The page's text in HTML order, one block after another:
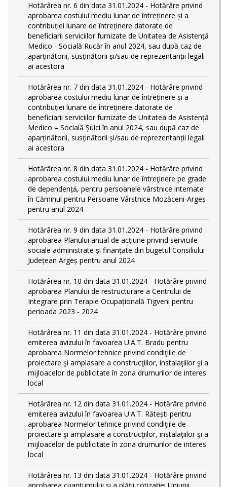
Hotărârea nr. 6 din data 31.01.2024 - Hotărâre privind
aprobarea costului mediu lunar de întreținere și a
contribuției lunare de întreținere datorate de
beneficiarii serviciilor furnizate de Unitatea de Asistență
Medico - Socială Rucăr în anul 2024, sau după caz de
aparținătorii, susținătorii și/sau de reprezentanții legali
ai acestora
Hotărârea nr. 7 din data 31.01.2024 - Hotărâre privind
aprobarea costului mediu lunar de întreținere și a
contribuției lunare de întreținere datorate de
beneficiarii serviciilor furnizate de Unitatea de Asistență
Medico – Socială Șuici în anul 2024, sau după caz de
aparținătorii, susținătorii și/sau de reprezentanții legali
ai acestora
Hotărârea nr. 8 din data 31.01.2024 - Hotărâre privind
aprobarea costului mediu lunar de întreţinere pe grade
de dependențǎ, pentru persoanele vârstnice internate
în Căminul pentru Persoane Vârstnice Mozăceni-Argeș
pentru anul 2024
Hotărârea nr. 9 din data 31.01.2024 - Hotărâre privind
aprobarea Planului anual de acțiune privind serviciile
sociale administrate și finanțate din bugetul Consiliului
Județean Argeș pentru anul 2024
Hotărârea nr. 10 din data 31.01.2024 - Hotărâre privind
aprobarea Planului de restructurare a Centrului de
Integrare prin Terapie Ocupațională Tigveni pentru
perioada 2023 - 2024
Hotărârea nr. 11 din data 31.01.2024 - Hotărâre privind
emiterea avizului în favoarea U.A.T. Bradu pentru
aprobarea Normelor tehnice privind condiţiile de
proiectare şi amplasare a construcţiilor, instalaţiilor şi a
mijloacelor de publicitate în zona drumurilor de interes
local
Hotărârea nr. 12 din data 31.01.2024 - Hotărâre privind
emiterea avizului în favoarea U.A.T. Rătești pentru
aprobarea Normelor tehnice privind condiţiile de
proiectare şi amplasare a construcţiilor, instalaţiilor şi a
mijloacelor de publicitate în zona drumurilor de interes
local
Hotărârea nr. 13 din data 31.01.2024 - Hotărâre privind